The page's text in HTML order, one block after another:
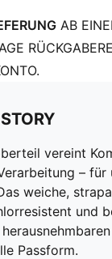
AB
vereint
– für
weiche,
und
Passform.